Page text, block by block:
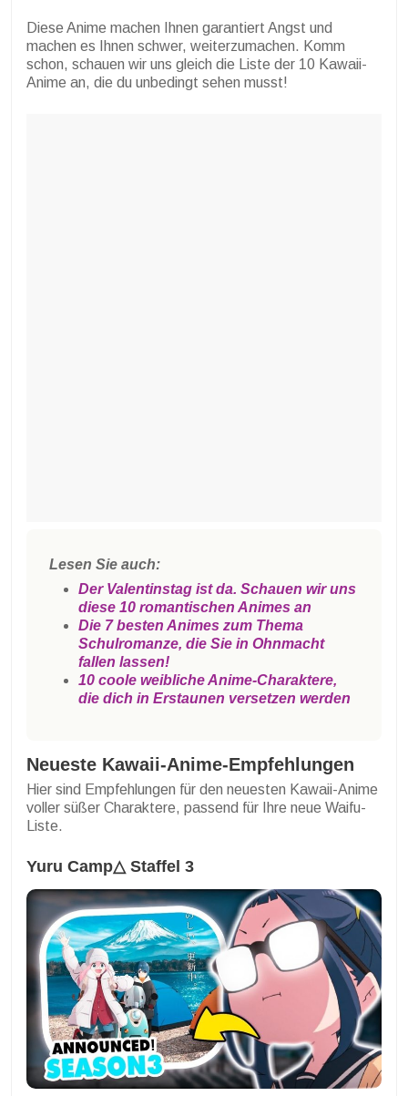
Diese Anime machen Ihnen garantiert Angst und
machen es Ihnen schwer, weiterzumachen. Komm
schon, schauen wir uns gleich die Liste der 10 Kawaii-
Anime an, die du unbedingt sehen musst!
Lesen Sie auch:
Der Valentinstag ist da. Schauen wir uns
diese 10 romantischen Animes an
Die 7 besten Animes zum Thema
Schulromanze, die Sie in Ohnmacht
fallen lassen!
10 coole weibliche Anime-Charaktere,
die dich in Erstaunen versetzen werden
Neueste Kawaii-Anime-Empfehlungen
Hier sind Empfehlungen für den neuesten Kawaii-Anime
voller süßer Charaktere, passend für Ihre neue Waifu-
Liste.
Yuru Camp△ Staffel 3